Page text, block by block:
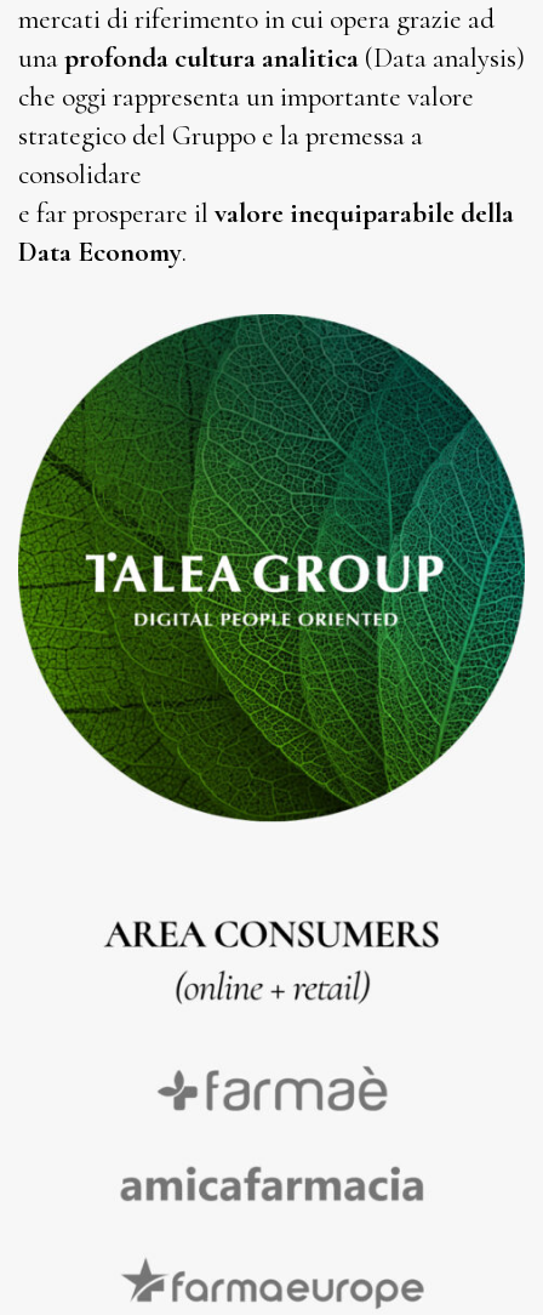
mercati di riferimento in cui opera grazie ad
unaprofonda cultura analitica (Data analysis)
che oggi rappresenta un importante valore
strategico del Gruppo e la premessa a
consolidare
e far prosperare ilvalore inequiparabile della
Data Economy.